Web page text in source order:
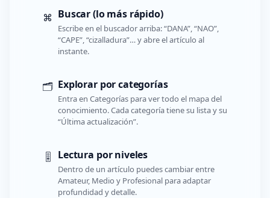
⌘ Buscar (lo más rápido)
Escribe en el buscador arriba: “DANA”, “NAO”,
“CAPE”, “cizalladura”… y abre el artículo al
instante.
🗂️ Explorar por categorías
Entra en Categorías para ver todo el mapa del
conocimiento. Cada categoría tiene su lista y su
“Última actualización”.
🎚️ Lectura por niveles
Dentro de un artículo puedes cambiar entre
Amateur, Medio y Profesional para adaptar
profundidad y detalle.